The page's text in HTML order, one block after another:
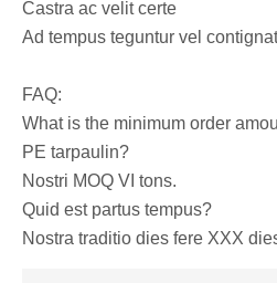
Castra ac velit certe
Ad tempus teguntur vel
FAQ:
What is the minimum order
PE tarpaulin?
Nostri MOQ VI tons.
Quid est partus tempus?
Nostra traditio dies fere XXX